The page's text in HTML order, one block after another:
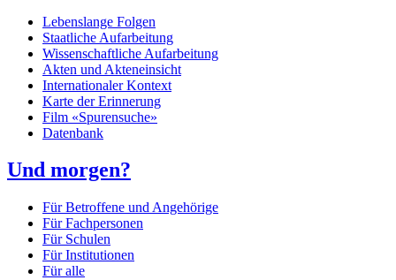
Lebenslange Folgen
Staatliche Aufarbeitung
Wissenschaftliche Aufarbeitung
Akten und Akteneinsicht
Internationaler Kontext
Karte der Erinnerung
Film «Spurensuche»
Datenbank
Und morgen?
Für Betroffene und Angehörige
Für Fachpersonen
Für Schulen
Für Institutionen
Für alle